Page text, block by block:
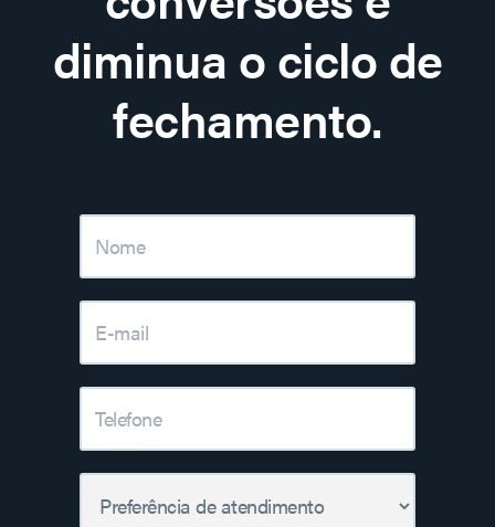
diminua o ciclo de
fechamento.